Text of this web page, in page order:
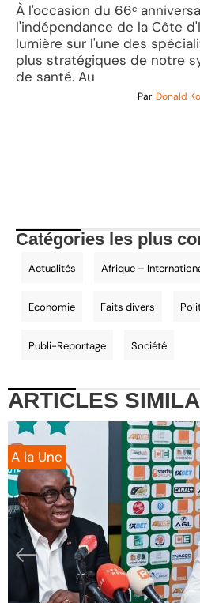
À l'occasion du 66ᵉ
l'indépendance de la Côte
lumière sur l'une des
plus stratégiques de notre
de santé. Au
Par Donald
Catégories les plus
Actualités Afrique –
Economie Faits divers
Publi-Reportage Société
ARTICLES
A la Une